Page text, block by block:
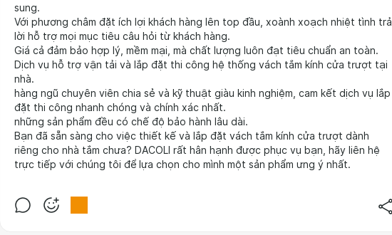
sung.
Với phương châm đặt ích lợi khách hàng lên top đầu, xoành xoạch nhiệt tình trả
lời hỗ trợ mọi mục tiêu câu hỏi từ khách hàng.
Giá cả đảm bảo hợp lý, mềm mại, mà chất lượng luôn đạt tiêu chuẩn an toàn.
Dịch vụ hỗ trợ vận tải và lắp đặt thi công hệ thống vách tắm kính cửa trượt tại
nhà.
hàng ngũ chuyên viên chia sẻ và kỹ thuật giàu kinh nghiệm, cam kết dịch vụ lắp
đặt thi công nhanh chóng và chính xác nhất.
những sản phẩm đều có chế độ bảo hành lâu dài.
Bạn đã sẵn sàng cho việc thiết kế và lắp đặt vách tắm kính cửa trượt dành
riêng cho nhà tắm chưa? DACOLI rất hân hạnh được phục vụ bạn, hãy liên hệ
trực tiếp với chúng tôi để lựa chọn cho mình một sản phẩm ưng ý nhất.